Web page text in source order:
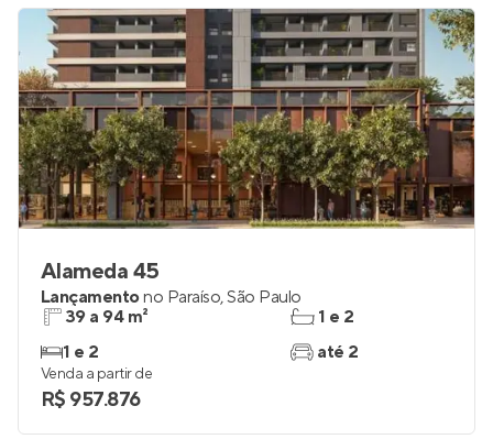
Alameda 45
Lançamentono Paraíso,São Paulo
39 a 94 m²
1 e 2
1 e 2
até 2
Venda a partir de
R$ 957.876